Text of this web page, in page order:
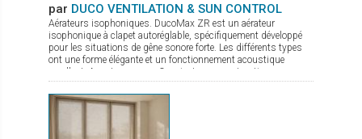
par DUCO VENTILATION & SUN CONTROL
Aérateurs isophoniques. DucoMax ZR est un aérateur
isophonique à clapet autoréglable, spécifiquement développé
pour les situations de gêne sonore forte. Les différents types
ont une forme élégante et un fonctionnement acoustique
excellent. Avantages: Convient aux constructions en
hauteur Quatre profondeurs d’encastrement Convient
aux situations de nuisances sonores élevées Pas de
sifflements en cas de sur ou sous-pressions grâce au clapet
en aluminium à fermeture active Étanchéité au vent et à l’eau
excellente